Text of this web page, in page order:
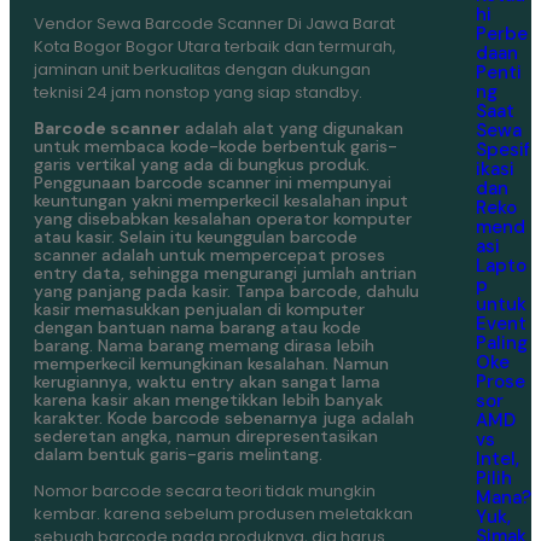
Vendor Sewa Barcode Scanner Di Jawa Barat
Kota Bogor Bogor Utara terbaik dan termurah,
jaminan unit berkualitas dengan dukungan
teknisi 24 jam nonstop yang siap standby.
Barcode scanner adalah alat yang digunakan
untuk membaca kode-kode berbentuk garis-
garis vertikal yang ada di bungkus produk.
Penggunaan barcode scanner ini mempunyai
keuntungan yakni memperkecil kesalahan input
yang disebabkan kesalahan operator komputer
atau kasir. Selain itu keunggulan barcode
scanner adalah untuk mempercepat proses
entry data, sehingga mengurangi jumlah antrian
yang panjang pada kasir. Tanpa barcode, dahulu
kasir memasukkan penjualan di komputer
dengan bantuan nama barang atau kode
barang. Nama barang memang dirasa lebih
memperkecil kemungkinan kesalahan. Namun
kerugiannya, waktu entry akan sangat lama
karena kasir akan mengetikkan lebih banyak
karakter. Kode barcode sebenarnya juga adalah
sederetan angka, namun direpresentasikan
dalam bentuk garis-garis melintang.
Nomor barcode secara teori tidak mungkin
kembar. karena sebelum produsen meletakkan
hi
Perbe
daan
Penti
ng
Saat
Sewa
Spesif
ikasi
dan
Reko
mend
asi
Lapto
p
untuk
Event
Paling
Oke
Prose
sor
AMD
vs
Intel,
Pilih
Mana?
Yuk,
Simak